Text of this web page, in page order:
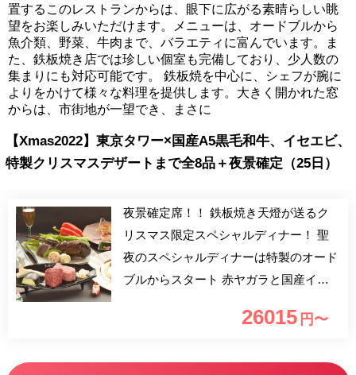
置するこのレストランからは、眼下に広がる素晴らしい眺
望をお楽しみいただけます。メニューは、オードブルから
魚介類、野菜、牛肉まで、バラエティに富んでいます。ま
た、鉄板焼き店では珍しい個室も完備しており、少人数の
集まりにも対応可能です。 鉄板焼を中心に、シェフが腕に
よりをかけて様々な料理を提供します。大きく開かれた窓
からは、市街地が一望でき、まさに
【Xmas2022】東京タワー×国産A5黒毛和牛、イセエビ、
特製クリスマスデザートまで全8品＋夜景確定（25日）
夜景確定席！！ 鉄板焼き天燈が送るク
リスマス限定スペシャルディナー！ 聖
夜のスペシャルディナーは特製のオード
ブルからスタート 赤ヤガラと国産イセ
インは特別な牛だけが名のれる、「おお
26015 円〜